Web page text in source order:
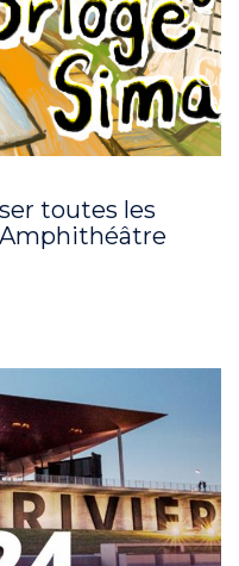
toutes les